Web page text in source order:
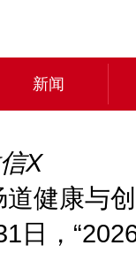
新闻
X
道健康与
日，